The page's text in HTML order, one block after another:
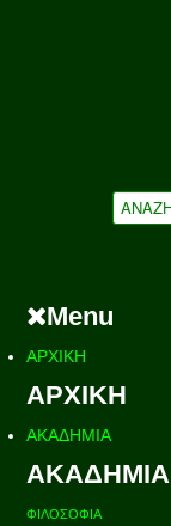
Menu
ΑΡΧΙΚΗ
ΑΡΧΙΚΗ
ΑΚΑΔΗΜΙΑ
ΑΚΑΔΗΜΙΑ
ΦΙΛΟΣΟΦΙΑ